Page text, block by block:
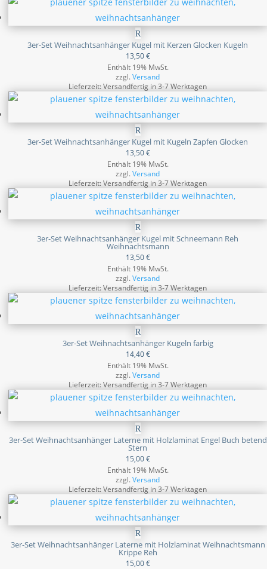
3er-Set Weihnachtsanhänger Kugel mit Kerzen Glocken Kugeln
13,50€
Enthält 19% MwSt.
zzgl.Versand
Lieferzeit: Versandfertig in 3-7 Werktagen
3er-Set Weihnachtsanhänger Kugel mit Kugeln Zapfen Glocken
13,50€
Enthält 19% MwSt.
zzgl.Versand
Lieferzeit: Versandfertig in 3-7 Werktagen
3er-Set Weihnachtsanhänger Kugel mit Schneemann Reh
Weihnachtsmann
13,50€
Enthält 19% MwSt.
zzgl.Versand
Lieferzeit: Versandfertig in 3-7 Werktagen
3er-Set Weihnachtsanhänger Kugeln farbig
14,40€
Enthält 19% MwSt.
zzgl.Versand
Lieferzeit: Versandfertig in 3-7 Werktagen
3er-Set Weihnachtsanhänger Laterne mit Holzlaminat Engel Buch betend
Stern
15,00€
Enthält 19% MwSt.
zzgl.Versand
Lieferzeit: Versandfertig in 3-7 Werktagen
3er-Set Weihnachtsanhänger Laterne mit Holzlaminat Weihnachtsmann
Krippe Reh
15,00€